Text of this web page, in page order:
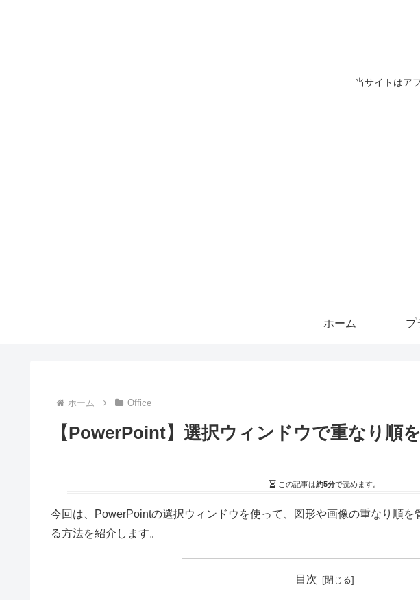
当サイトはア
ホーム プ
ホーム Office
【PowerPoint】選択ウィンドウで重なり順
この記事は約5分で読めます。
今回は、PowerPointの選択ウィンドウを使って、図形や画像の重なり順
る方法を紹介します。
目次